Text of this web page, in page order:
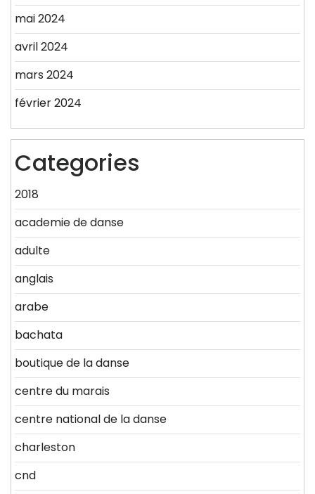
mai 2024
avril 2024
mars 2024
février 2024
Categories
2018
academie de danse
adulte
anglais
arabe
bachata
boutique de la danse
centre du marais
centre national de la danse
charleston
cnd